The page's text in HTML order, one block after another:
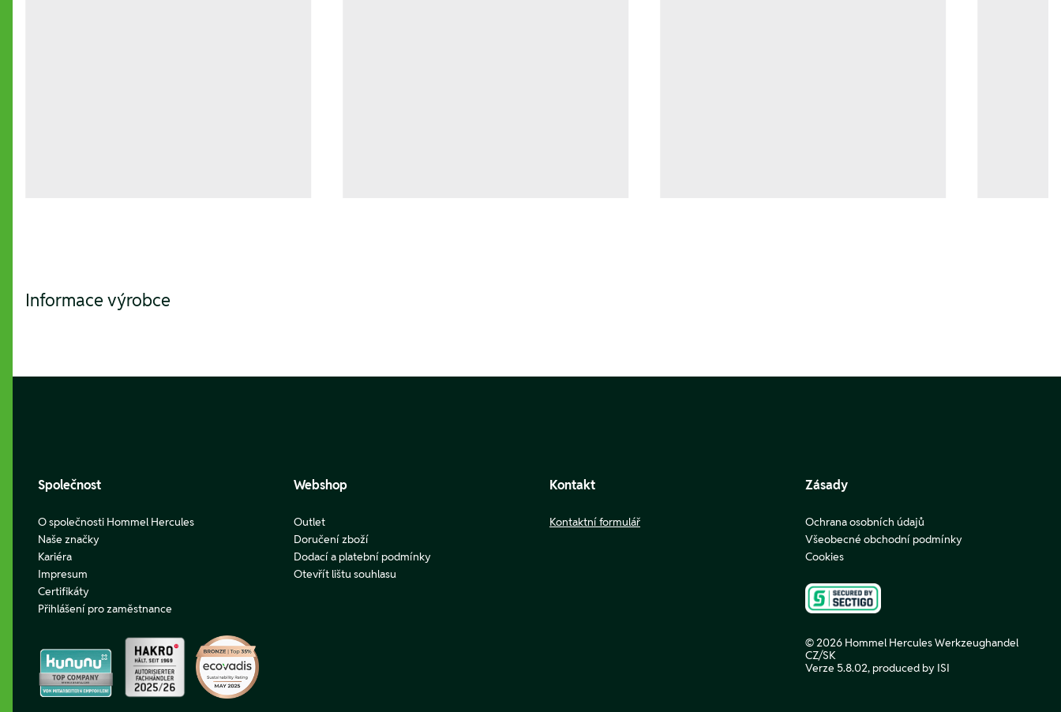
Informace výrobce
Společnost
O společnosti Hommel Hercules
Naše značky
Kariéra
Impresum
Certifikáty
Přihlášení pro zaměstnance
Webshop
Outlet
Doručení zboží
Dodací a platební podmínky
Otevřít lištu souhlasu
Kontakt
Kontaktní formulář
Zásady
Ochrana osobních údajů
Všeobecné obchodní podmínky
Cookies
© 2026 Hommel Hercules Werkzeughandel
CZ/SK
Verze 5.8.02, produced by ISI